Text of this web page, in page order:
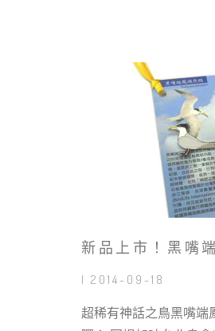
新品上市！黑嘴
| 2014-09-18
超稀有神話之鳥黑嘴端